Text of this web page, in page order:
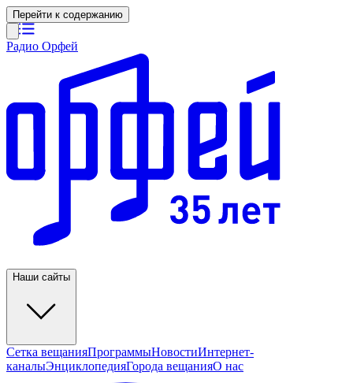
Перейти к содержанию
Радио Орфей
Наши сайты
Сетка вещанияПрограммыНовостиИнтернет-
каналыЭнциклопедияГорода вещанияО нас